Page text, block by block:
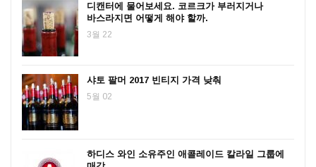
디캔터에 물어보세요. 코르크가 부러지거나
바스라지면 어떻게 해야 할까.
3월 22
샤토 팔머 2017 빈티지 가격 낮춰
5월 02
하디스 와인 소유주인 애콜레이드 칼라일 그룹에